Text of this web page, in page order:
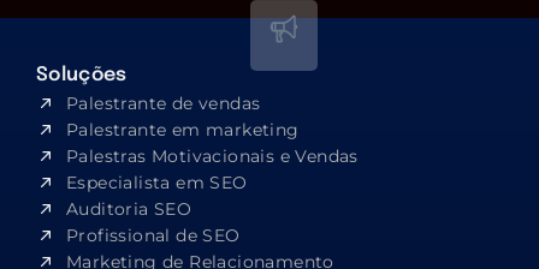
Soluções
Palestrante de vendas
Palestrante em marketing
Palestras Motivacionais e Vendas
Especialista em SEO​
Auditoria SEO
Profissional de SEO
Marketing de Relacionamento